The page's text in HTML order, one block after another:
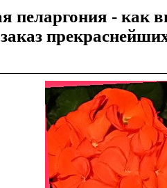
пеларгония - как
заказ